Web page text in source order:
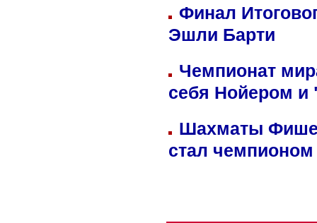
Финал
Эшли Барти
Чемпионат
себя Нойером и
Шахматы
стал